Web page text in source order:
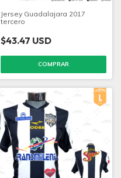
Jersey Guadalajara 2017
tercero
$43.47 USD
COMPRAR